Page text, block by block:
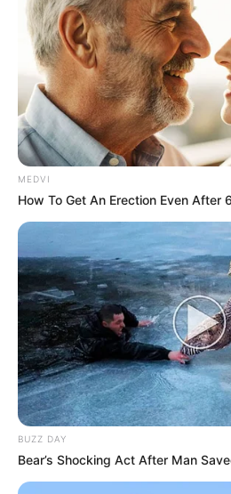
MEDVI
How To Get An Erection Even After
BUZZ DAY
Bear’s Shocking Act After Man